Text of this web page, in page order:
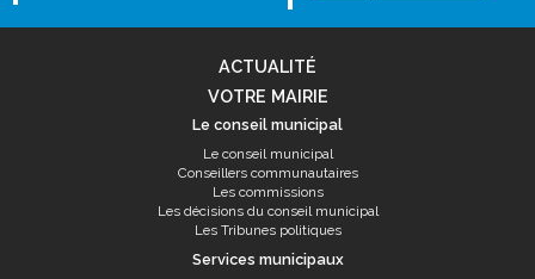
ACTUALITÉ
VOTRE MAIRIE
Le conseil municipal
Le conseil municipal
Conseillers communautaires
Les commissions
Les décisions du conseil municipal
Les Tribunes politiques
Services municipaux